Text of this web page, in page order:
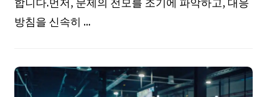
방침을 신속히 ...